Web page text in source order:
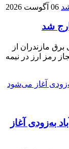
06 آگوست 2026
مازندران از
غیرمجاز رمز ارز در نیمه
محمودآباد به‌زودی آغاز